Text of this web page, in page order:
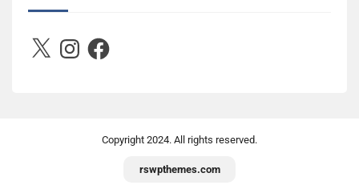
</div>
X InstagramFacebook
Copyright 2024. All rights reserved.
rswpthemes.com